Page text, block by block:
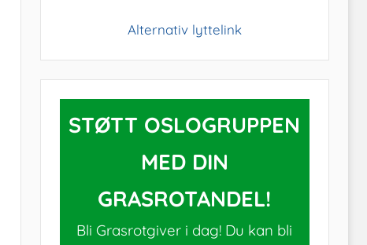
Alternativ lyttelink
STØTT OSLOGRUPPEN
MED DIN
GRASROTANDEL!
Bli Grasrotgiver i dag! Du kan bli